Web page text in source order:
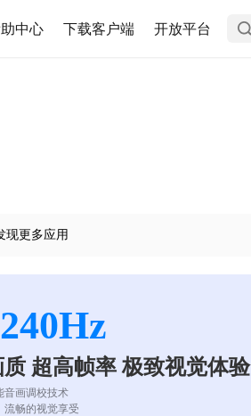
中心 下载客户端 开放平台
现更多应用
超高帧率 极致视觉体验
音画调校技术
流畅的视觉享受